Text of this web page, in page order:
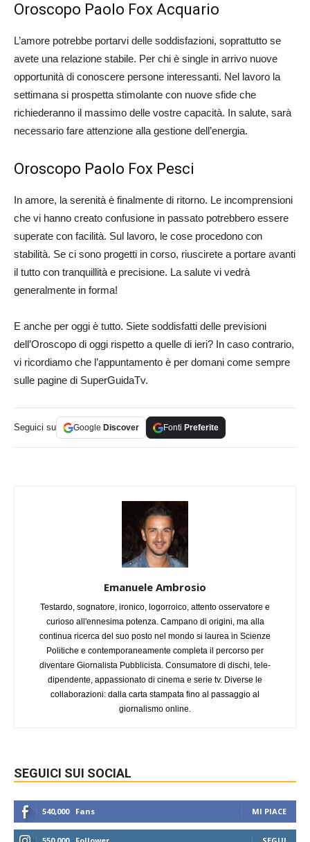
Oroscopo Paolo Fox Acquario
L’amore potrebbe portarvi delle soddisfazioni, soprattutto se
avete una relazione stabile. Per chi è single in arrivo nuove
opportunità di conoscere persone interessanti. Nel lavoro la
settimana si prospetta stimolante con nuove sfide che
richiederanno il massimo delle vostre capacità. In salute, sarà
necessario fare attenzione alla gestione dell’energia.
Oroscopo Paolo Fox Pesci
In amore, la serenità è finalmente di ritorno. Le incomprensioni
che vi hanno creato confusione in passato potrebbero essere
superate con facilità. Sul lavoro, le cose procedono con
stabilità. Se ci sono progetti in corso, riuscirete a portare avanti
il tutto con tranquillità e precisione. La salute vi vedrà
generalmente in forma!
E anche per oggi è tutto. Siete soddisfatti delle previsioni
dell’Oroscopo di oggi rispetto a quelle di ieri? In caso contrario,
vi ricordiamo che l’appuntamento è per domani come sempre
sulle pagine di SuperGuidaTv.
Seguici su Google Discover Fonti Preferite
Emanuele Ambrosio
Testardo, sognatore, ironico, logorroico, attento osservatore e
curioso all'ennesima potenza. Campano di origini, ma alla
continua ricerca del suo posto nel mondo si laurea in Scienze
Politiche e contemporaneamente completa il percorso per
diventare Giornalista Pubblicista. Consumatore di dischi, tele-
dipendente, appassionato di cinema e serie tv. Diverse le
collaborazioni: dalla carta stampata fino al passaggio al
giornalismo online.
SEGUICI SUI SOCIAL
540,000 Fans MI PIACE